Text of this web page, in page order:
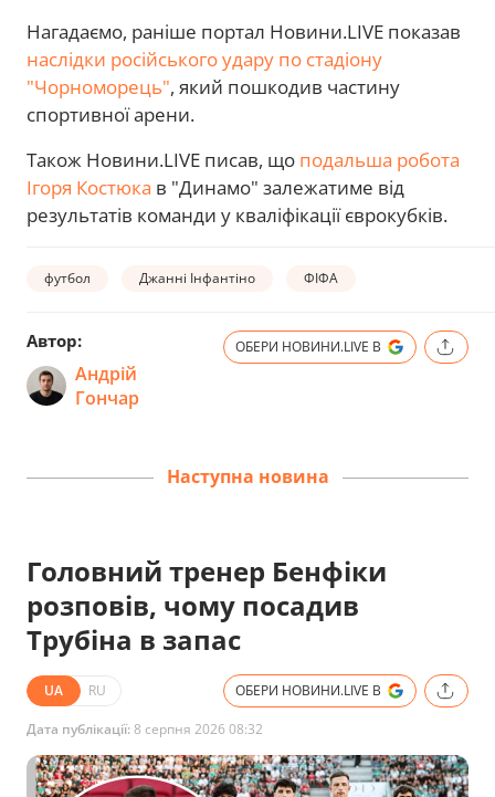
Нагадаємо, раніше портал Новини.LIVE показав
наслідки російського удару по стадіону
"Чорноморець", який пошкодив частину
спортивної арени.
Також Новини.LIVE писав, що подальша робота
Ігоря Костюка в "Динамо" залежатиме від
результатів команди у кваліфікації єврокубків.
футбол Джанні Інфантіно ФІФА
Автор:
Андрій
Гончар
ОБЕРИ НОВИНИ.LIVE В
Наступна новина
Головний тренер Бенфіки
розповів, чому посадив
Трубіна в запас
UA RU ОБЕРИ НОВИНИ.LIVE В
Дата публікації:8 серпня 2026 08:32